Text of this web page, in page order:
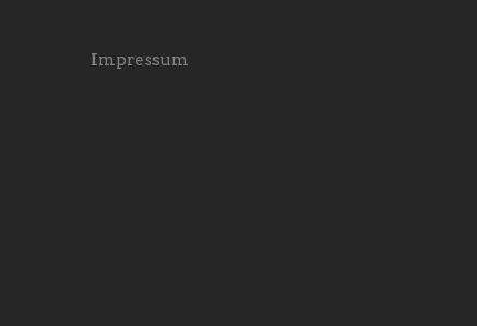
Impressum